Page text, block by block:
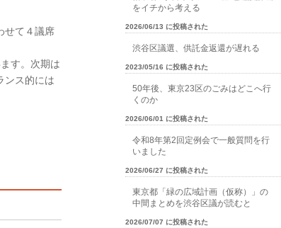
せて４議席
す。次期は
ンス的には
をイチから考える
2026/06/13 に投稿された
渋谷区議選、供託金返還が遅れる
2023/05/16 に投稿された
50年後、東京23区のごみはどこへ行
くのか
2026/06/01 に投稿された
令和8年第2回定例会で一般質問を行
いました
2026/06/27 に投稿された
東京都「緑の広域計画（仮称）」の
中間まとめを渋谷区議が読むと
2026/07/07 に投稿された